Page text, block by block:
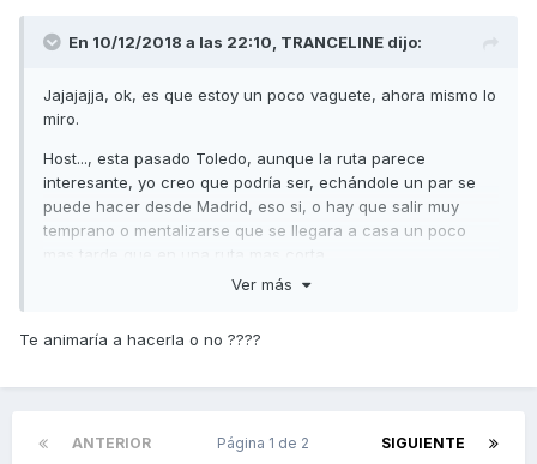
En 10/12/2018 a las 22:10, TRANCELINE dijo:
Jajajajja, ok, es que estoy un poco vaguete, ahora mismo lo
miro.
Host..., esta pasado Toledo, aunque la ruta parece
interesante, yo creo que podría ser, echándole un par se
puede hacer desde Madrid, eso si, o hay que salir muy
temprano o mentalizarse que se llegara a casa un poco
mas tarde que en una ruta mas corta.
Ver más
Te animaría a hacerla o no ????
ANTERIOR SIGUIENTE
Página 1 de 2